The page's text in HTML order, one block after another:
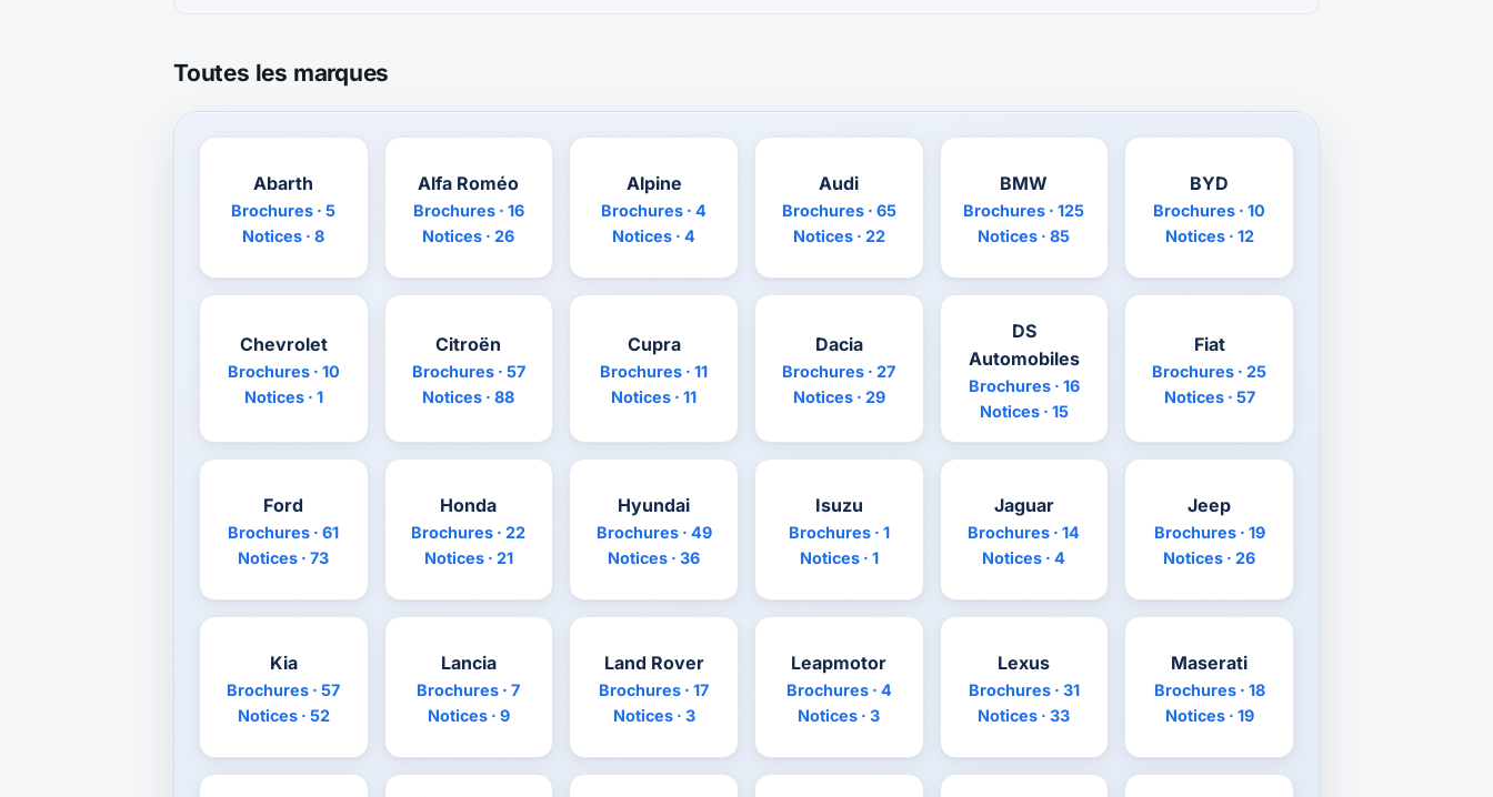
Toutes les marques
Abarth
Brochures · 5
Notices · 8
Alfa Roméo
Brochures · 16
Notices · 26
Alpine
Brochures · 4
Notices · 4
Audi
Brochures · 65
Notices · 22
BMW
Brochures · 125
Notices · 85
BYD
Brochures · 10
Notices · 12
Chevrolet
Brochures · 10
Notices · 1
Citroën
Brochures · 57
Notices · 88
Cupra
Brochures · 11
Notices · 11
Dacia
Brochures · 27
Notices · 29
DS
Automobiles
Brochures · 16
Notices · 15
Fiat
Brochures · 25
Notices · 57
Ford
Brochures · 61
Notices · 73
Honda
Brochures · 22
Notices · 21
Hyundai
Brochures · 49
Notices · 36
Isuzu
Brochures · 1
Notices · 1
Jaguar
Brochures · 14
Notices · 4
Jeep
Brochures · 19
Notices · 26
Kia
Brochures · 57
Notices · 52
Lancia
Brochures · 7
Notices · 9
Land Rover
Brochures · 17
Notices · 3
Leapmotor
Brochures · 4
Notices · 3
Lexus
Brochures · 31
Notices · 33
Maserati
Brochures · 18
Notices · 19